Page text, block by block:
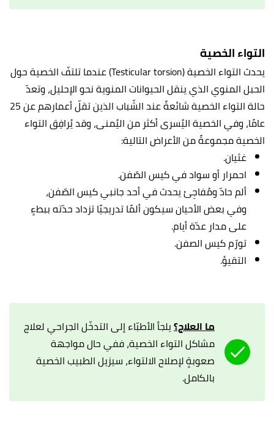
التواء الخصية
يحدث التواء الخصية (Testicular torsion) عندما تلتفّ الخصية حول
الحبل المنوي الذي ينقل الحيوانات المنوية نحو الإحليل، وتعدّ
حالة التواء الخصية شائعةً عند الشّباب الذين تقلّ أعمارهم عن 25
عامًا، وفي الخصية اليُسرى أكثر من اليُمنى، وقد يُرافِق التواء
الخصية مجموعةً من الأعراض التالية:
غثيان.
احمرار أو سواد في كيس الصّفن.
ألم حادّ ومُفاجِئ يحدث في أحد جانبي كيس الصّفن،
وفي بعض الأحيان سيكون ألمًا تدريجيًا تزداد حدّته ببطءٍ
على مدار عدّة أيام.
تورّم كيس الصفن.
التقيؤ.
ما العلاج؟يلجأ الأطبّاء إلى التدخّل الجراحي لعلاج
مشاكل التواء الخصية، ففي حال مواجهة
صعوبةٍ لإصلاح الالتواء، سيزيل الطبيب الخصية
بالكامل.